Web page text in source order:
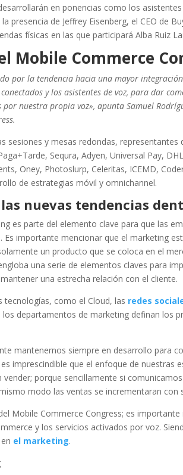
en ponencias como los
presencia de Jeffrey Eisenberg, el CEO de
físicas en las que participará Alba Ruiz
Mobile Commerce
por la tendencia hacia una mayor
y los asistentes de voz, para dar
nuestra propia voz», apunta Samuel
sesiones y mesas redondas,
Sequra, Adyen, Universal Pay,
Oney, Photoslurp, Celeritas, ICEMD,
de estrategias móvil y omnichannel.
nuevas tendencias
es parte del elemento clave para que las
Es importante mencionar que el marketing
un producto que se coloca en el
una serie de elementos claves para
una estrecha relación con el cliente.
tecnologías, como el Cloud, las redes
departamentos de marketing definan los
mantenernos siempre en desarrollo para
imprescindible que el enfoque de nuestras
porque sencillamente si
modo las ventas se incrementaran
Mobile Commerce Congress; es
y los servicios activados por voz.
el marketing.